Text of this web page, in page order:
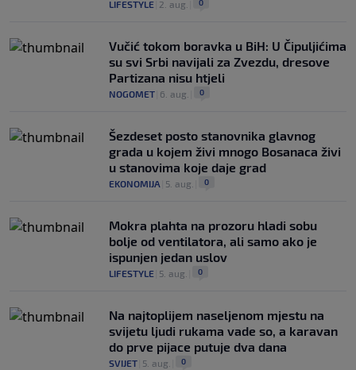
LIFESTYLE 2. aug. 0
Vučić tokom boravka u BiH: U Čipuljićima
su svi Srbi navijali za Zvezdu, dresove
Partizana nisu htjeli
NOGOMET 6. aug. 0
Šezdeset posto stanovnika glavnog
grada u kojem živi mnogo Bosanaca živi
u stanovima koje daje grad
EKONOMIJA 5. aug. 0
Mokra plahta na prozoru hladi sobu
bolje od ventilatora, ali samo ako je
ispunjen jedan uslov
LIFESTYLE 5. aug. 0
Na najtoplijem naseljenom mjestu na
svijetu ljudi rukama vade so, a karavan
do prve pijace putuje dva dana
SVIJET 5. aug. 0